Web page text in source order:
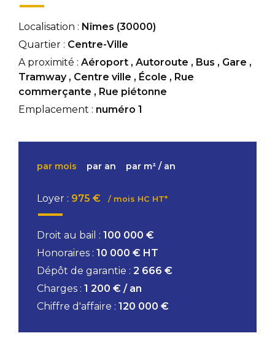
Localisation : Nîmes (30000)
Quartier : Centre-Ville
A proximité : Aéroport , Autoroute , Bus , Gare ,
Tramway , Centre ville , École , Rue
commerçante , Rue piétonne
Emplacement : numéro 1
par mois par an par m² / an
Loyer : 975 € / mois HC HT*
Droit au bail : 100 000 €
Honoraires : 10 000 € HT
Dépôt de garantie : 2 666 €
Charges : 1 200 € / an
Chiffre d'affaire : 120 000 €